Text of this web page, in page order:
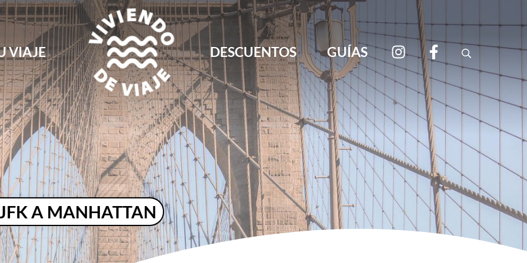
VIAJE
Viviendo de Viaje
Blog de viajes, rutas, guías y consejos para viajar por libre
DESCUENTOS GUÍAS Search
A MANHATTAN